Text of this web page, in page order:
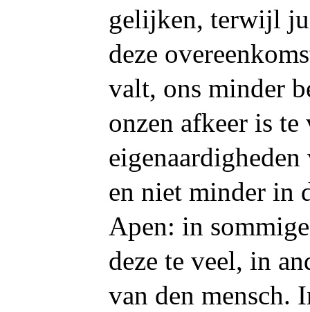
gelijken, terwijl
deze
valt, ons minder
onzen afkeer is
en niet minder in
Apen: in
deze te veel, in
van den mensch.